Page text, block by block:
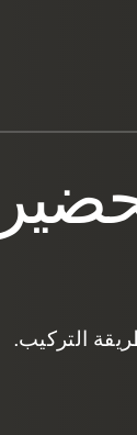
التركيب.